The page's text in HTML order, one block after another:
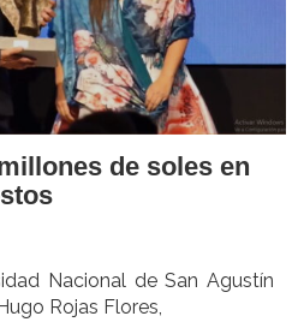
de soles en
Nacional de San Agustín
Rojas Flores,